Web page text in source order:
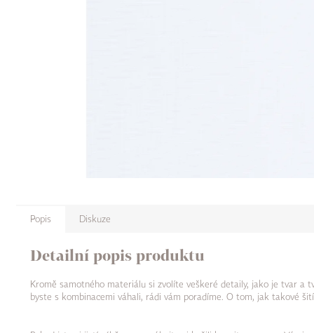
Popis Diskuze
Detailní popis produktu
Kromě samotného materiálu si zvolíte veškeré detaily, jako je tvar a
byste s kombinacemi váhali, rádi vám poradíme. O tom, jak takové